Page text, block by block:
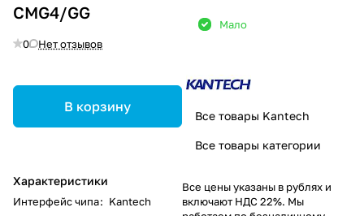
CMG4/GG
0 Нет отзывов
В корзину
Характеристики
Интерфейс чипа: Kantech
Мало
Все товары Kantech
Все товары категории
Все цены указаны в рублях и
включают НДС 22%. Мы